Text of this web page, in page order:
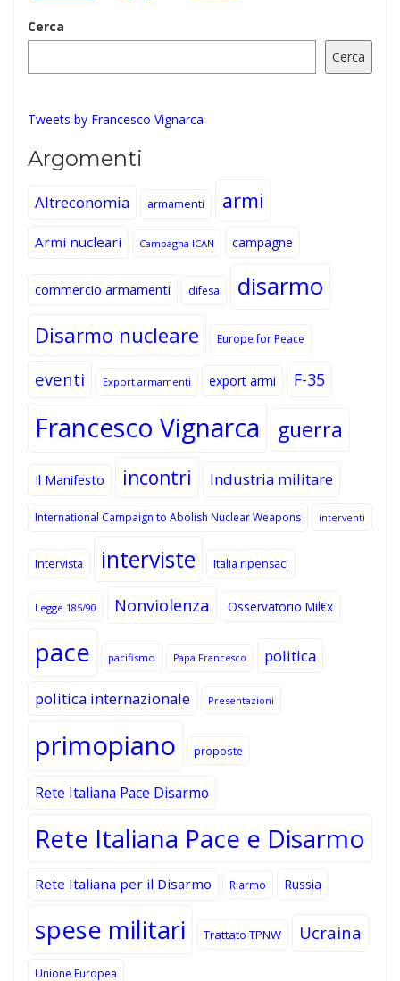
Cerca
Cerca
Tweets by Francesco Vignarca
Argomenti
Altreconomia armamenti armi
Armi nucleari Campagna ICAN campagne
commercio armamenti difesa disarmo
Disarmo nucleare Europe for Peace
eventi Export armamenti export armi F-35
Francesco Vignarca guerra
Il Manifesto incontri Industria militare
International Campaign to Abolish Nuclear Weapons interventi
Intervista interviste Italia ripensaci
Legge 185/90 Nonviolenza Osservatorio Mil€x
pace pacifismo Papa Francesco politica
politica internazionale Presentazioni
primopiano proposte
Rete Italiana Pace Disarmo
Rete Italiana Pace e Disarmo
Rete Italiana per il Disarmo Riarmo Russia
spese militari Trattato TPNW Ucraina
Unione Europea